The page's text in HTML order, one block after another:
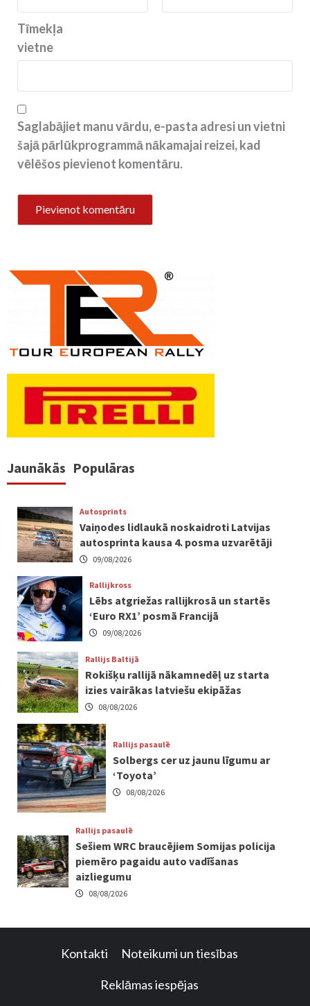
Tīmekļa
vietne
Saglabājiet manu vārdu, e-pasta adresi un vietni
šajā pārlūkprogrammā nākamajai reizei, kad
vēlēšos pievienot komentāru.
Jaunākās Populāras
Autosprints
Vaiņodes lidlaukā noskaidroti Latvijas
autosprinta kausa 4. posma uzvarētāji
09/08/2026
Rallijkross
Lēbs atgriežas rallijkrosā un startēs
‘Euro RX1’ posmā Francijā
09/08/2026
Rallijs Baltijā
Rokišķu rallijā nākamnedēļ uz starta
izies vairākas latviešu ekipāžas
08/08/2026
Rallijs pasaulē
Solbergs cer uz jaunu līgumu ar
‘Toyota’
08/08/2026
Rallijs pasaulē
Sešiem WRC braucējiem Somijas policija
piemēro pagaidu auto vadīšanas
aizliegumu
08/08/2026
Kontakti Noteikumi un tiesības
Reklāmas iespējas